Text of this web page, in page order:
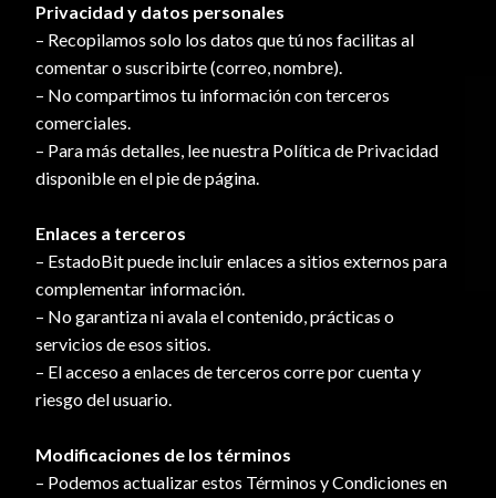
Privacidad y datos personales
– Recopilamos solo los datos que tú nos facilitas al
comentar o suscribirte (correo, nombre).
– No compartimos tu información con terceros
comerciales.
– Para más detalles, lee nuestra Política de Privacidad
disponible en el pie de página.
Enlaces a terceros
– EstadoBit puede incluir enlaces a sitios externos para
complementar información.
– No garantiza ni avala el contenido, prácticas o
servicios de esos sitios.
– El acceso a enlaces de terceros corre por cuenta y
riesgo del usuario.
Modificaciones de los términos
– Podemos actualizar estos Términos y Condiciones en